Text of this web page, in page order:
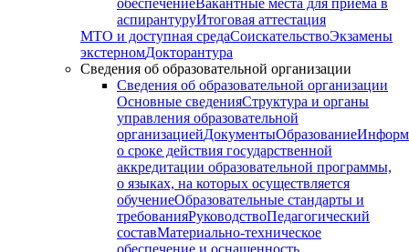
обеспечениеВакантные места для приема в
аспирантуруИтоговая аттестация
МТО и доступная средаСоискательствоЭкзамены
экстерномДокторантура
Сведения об образовательной организации
Сведения об образовательной организации
Основные сведенияСтруктура и органы
управления образовательной
организациейДокументыОбразование
о сроке действия государственной
аккредитации образовательной программы,
о языках, на которых осуществляется
обучениеОбразовательные стандарты и
требованияРуководствоПедагогический
составМатериально-техническое
обеспечение и оснащенность